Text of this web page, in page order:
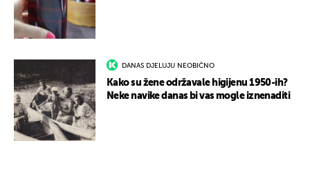
DANAS DJELUJU NEOBIČNO
Kako su žene održavale higijenu 1950-ih?
Neke navike danas bi vas mogle iznenaditi